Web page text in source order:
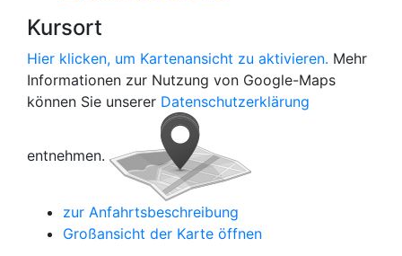
Kursort
Hier klicken, um Kartenansicht zu aktivieren. Mehr
Informationen zur Nutzung von Google-Maps
können Sie unserer Datenschutzerklärung
entnehmen.
zur Anfahrtsbeschreibung
Großansicht der Karte öffnen